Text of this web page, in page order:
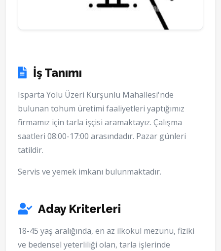
İş Tanımı
Isparta Yolu Üzeri Kurşunlu Mahallesi'nde
bulunan tohum üretimi faaliyetleri yaptığımız
firmamız için tarla işçisi aramaktayız. Çalışma
saatleri 08:00-17:00 arasındadır. Pazar günleri
tatildir.
Servis ve yemek imkanı bulunmaktadır.
Aday Kriterleri
18-45 yaş aralığında, en az ilkokul mezunu, fiziki
ve bedensel yeterliliği olan, tarla işlerinde